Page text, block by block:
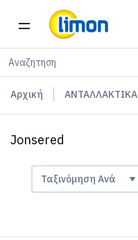
Αρχική ΑΝΤΑΛΛΑΚΤΙΚΑ
Jonsered